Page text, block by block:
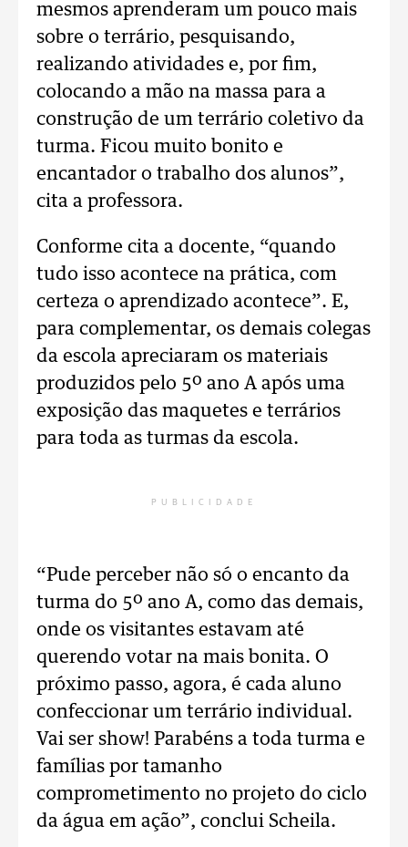
mesmos aprenderam um pouco mais
sobre o terrário, pesquisando,
realizando atividades e, por fim,
colocando a mão na massa para a
construção de um terrário coletivo da
turma. Ficou muito bonito e
encantador o trabalho dos alunos”,
cita a professora.
Conforme cita a docente, “quando
tudo isso acontece na prática, com
certeza o aprendizado acontece”. E,
para complementar, os demais colegas
da escola apreciaram os materiais
produzidos pelo 5º ano A após uma
exposição das maquetes e terrários
para toda as turmas da escola.
PUBLICIDADE
“Pude perceber não só o encanto da
turma do 5º ano A, como das demais,
onde os visitantes estavam até
querendo votar na mais bonita. O
próximo passo, agora, é cada aluno
confeccionar um terrário individual.
Vai ser show! Parabéns a toda turma e
famílias por tamanho
comprometimento no projeto do ciclo
da água em ação”, conclui Scheila.